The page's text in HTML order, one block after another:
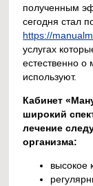
полученным
сегодня стал
https://
услугах
естественно о
используют.
Кабинет
широкий
лечение
организма:
высокое